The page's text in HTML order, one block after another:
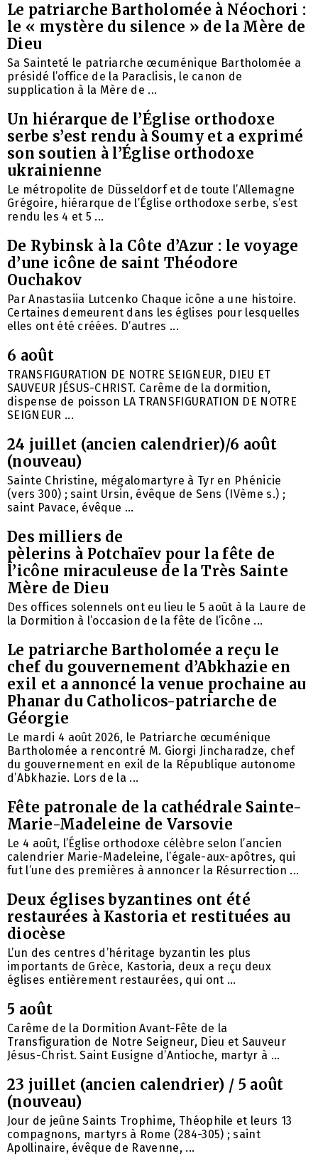
Le patriarche Bartholomée à Néochori :
le « mystère du silence » de la Mère de
Dieu
Sa Sainteté le patriarche œcuménique Bartholomée a
présidé l’office de la Paraclisis, le canon de
supplication à la Mère de ...
Un hiérarque de l’Église orthodoxe
serbe s’est rendu à Soumy et a exprimé
son soutien à l’Église orthodoxe
ukrainienne
Le métropolite de Düsseldorf et de toute l’Allemagne
Grégoire, hiérarque de l’Église orthodoxe serbe, s’est
rendu les 4 et 5 ...
De Rybinsk à la Côte d’Azur : le voyage
d’une icône de saint Théodore
Ouchakov
Par Anastasiia Lutcenko Chaque icône a une histoire.
Certaines demeurent dans les églises pour lesquelles
elles ont été créées. D’autres ...
6 août
TRANSFIGURATION DE NOTRE SEIGNEUR, DIEU ET
SAUVEUR JÉSUS-CHRIST. Carême de la dormition,
dispense de poisson LA TRANSFIGURATION DE NOTRE
SEIGNEUR ...
24 juillet (ancien calendrier)/6 août
(nouveau)
Sainte Christine, mégalomartyre à Tyr en Phénicie
(vers 300) ; saint Ursin, évêque de Sens (IVème s.) ;
saint Pavace, évêque ...
Des milliers de
pèlerins à Potchaïev pour la fête de
l’icône miraculeuse de la Très Sainte
Mère de Dieu
Des offices solennels ont eu lieu le 5 août à la Laure de
la Dormition à l’occasion de la fête de l’icône ...
Le patriarche Bartholomée a reçu le
chef du gouvernement d’Abkhazie en
exil et a annoncé la venue prochaine au
Phanar du Catholicos-patriarche de
Géorgie
Le mardi 4 août 2026, le Patriarche œcuménique
Bartholomée a rencontré M. Giorgi Jincharadze, chef
du gouvernement en exil de la République autonome
d’Abkhazie. Lors de la ...
Fête patronale de la cathédrale Sainte-
Marie-Madeleine de Varsovie
Le 4 août, l’Église orthodoxe célèbre selon l’ancien
calendrier Marie-Madeleine, l’égale-aux-apôtres, qui
fut l’une des premières à annoncer la Résurrection ...
Deux églises byzantines ont été
restaurées à Kastoria et restituées au
diocèse
L’un des centres d’héritage byzantin les plus
importants de Grèce, Kastoria, deux a reçu deux
églises entièrement restaurées, qui ont ...
5 août
Carême de la Dormition Avant-Fête de la
Transfiguration de Notre Seigneur, Dieu et Sauveur
Jésus-Christ. Saint Eusigne d’Antioche, martyr à ...
23 juillet (ancien calendrier) / 5 août
(nouveau)
Jour de jeûne Saints Trophime, Théophile et leurs 13
compagnons, martyrs à Rome (284-305) ; saint
Apollinaire, évêque de Ravenne, ...